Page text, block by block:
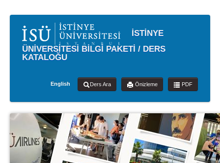
İSTİNYE
ÜNİVERSİTESİ BİLGİ PAKETİ / DERS
KATALOĞU
English Ders Ara Önizleme PDF